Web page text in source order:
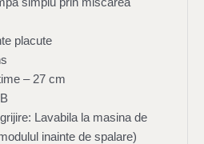
placute
– 27 cm
Lavabila la masina de
inainte de spalare)